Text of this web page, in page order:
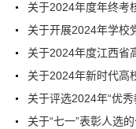
关于2024年度年终考
关于开展2024年学校
关于2024年度江西省
关于2024年新时代高校党
关于评选2024年“优
关于“七一”表彰人选